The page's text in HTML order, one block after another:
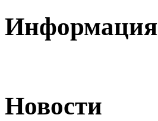
Информация
Новости